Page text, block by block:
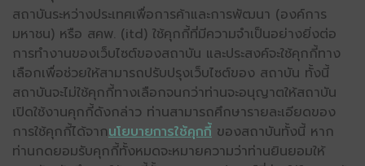
สถาบันระหว่างประเทศเพื่อการค้าและการพัฒนา (องค์การ
มหาชน) หรือ สคพ. (itd) ใช้คุกกี้ที่มีความจำเป็นอย่างยิ่งต่อ
การทำงานของเว็บไซต์ของสถาบัน และประสงค์จะใช้คุกกี้ทาง
เลือกเพื่อช่วยให้สามารถปรับปรุงเว็บไซต์ของ สถาบัน ทั้งนี้
สถาบันจะไม่ใช้คุกกี้ทางเลือกจนกว่าท่านจะอนุญาตให้สถาบัน
เปิดใช้งานคุกกี้ดังกล่าว ท่านสามารถศึกษารายละเอียดของ
การใช้คุกกี้ได้จากนโยบายการใช้คุกกี้ ของสถาบันทั้งนี้ หาก
ท่านกดยอมรับคุกกี้ทั้งหมดจะหมายความว่าท่านยินยอมให้